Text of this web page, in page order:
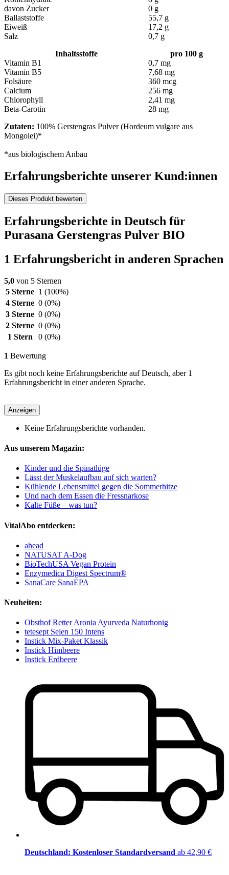
davon Zucker
0 g
Ballaststoffe
55,7 g
Eiweiß
17,2 g
Salz
0,7 g
Inhaltsstoffe
pro 100 g
Vitamin B1
0,7 mg
Vitamin B5
7,68 mg
Folsäure
360 mcg
Calcium
256 mg
Chlorophyll
2,41 mg
Beta-Carotin
28 mg
Zutaten: 100% Gerstengras Pulver (Hordeum vulgare aus
Mongolei)*
*aus biologischem Anbau
Erfahrungsberichte unserer Kund:innen
Dieses Produkt bewerten
Erfahrungsberichte in Deutsch für
Purasana Gerstengras Pulver BIO
1 Erfahrungsbericht in anderen Sprachen
5,0 von 5 Sternen
5 Sterne 1 (100%)
4 Sterne 0 (0%)
3 Sterne 0 (0%)
2 Sterne 0 (0%)
1 Stern
0 (0%)
1 Bewertung
Es gibt noch keine Erfahrungsberichte auf Deutsch, aber 1
Erfahrungsbericht in einer anderen Sprache.
Anzeigen
Keine Erfahrungsberichte vorhanden.
Aus unserem Magazin:
Kinder und die Spinatlüge
Lässt der Muskelaufbau auf sich warten?
Kühlende Lebensmittel gegen die Sommerhitze
Und nach dem Essen die Fressnarkose
Kalte Füße – was tun?
VitalAbo entdecken:
ahead
NATUSAT A-Dog
BioTechUSA Vegan Protein
Enzymedica Digest Spectrum®
SanaCare SanaEPA
Neuheiten:
Obsthof Retter Aronia Ayurveda Naturhonig
tetesept Selen 150 Intens
Instick Mix-Paket Klassik
Instick Himbeere
Instick Erdbeere
Deutschland: Kostenloser Standardversand ab 42,90 €